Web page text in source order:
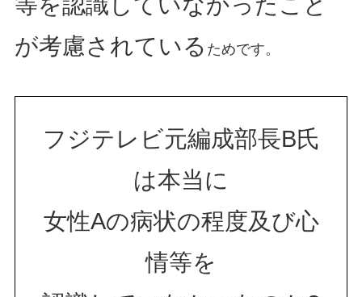
が考慮されている ためです。
フジテレビ元編成部長B氏
は本当に
女性Aの病状の程度及び心
情等を